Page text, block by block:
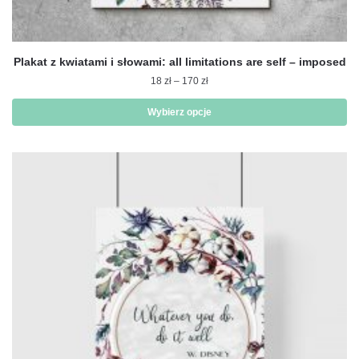
Plakat z kwiatami i słowami: all limitations are self – imposed
18 zł – 170 złZakres
od
18 zł
Wybierz opcje
wariantów.
Opcje
można
wybrać
stronie
produktu